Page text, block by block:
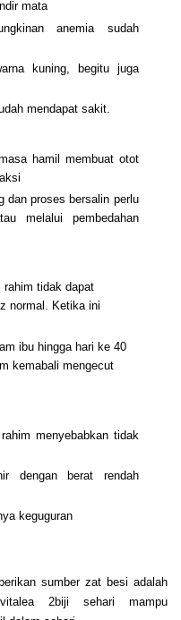
mata
anemia sudah
kuning, begitu juga
mendapat sakit.
hamil membuat otot
dan proses bersalin perlu
melalui pembedahan
rahim tidak dapat
normal. Ketika ini
ibu hingga hari ke 40
kemabali mengecut
menyebabkan tidak
dengan berat rendah
keguguran
sumber zat besi adalah
vitalea 2biji sehari mampu